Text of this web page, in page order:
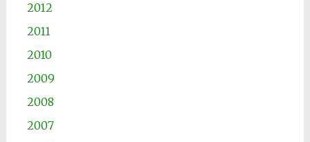
2012
2011
2010
2009
2008
2007